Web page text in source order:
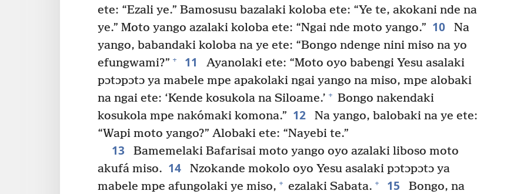
ete: “Ezali ye.” Bamosusu bazalaki koloba ete: “Ye te, akokani nde na
ye.” Moto yango azalaki koloba ete: “Ngai nde moto yango.” 10
Na
yango, babandaki koloba na ye ete: “Bongo ndenge nini miso na yo
efungwami?” + 11
Ayanolaki ete: “Moto oyo babengi Yesu asalaki
pɔtɔpɔtɔ ya mabele mpe apakolaki ngai yango na miso, mpe alobaki
na ngai ete: ‘Kende kosukola na Siloame.’ + Bongo nakendaki
kosukola mpe nakómaki komona.” 12
Na yango, balobaki na ye ete:
“Wapi moto yango?” Alobaki ete: “Nayebi te.”
13
Bamemelaki Bafarisai moto yango oyo azalaki liboso moto
akufá miso. 14
Nzokande mokolo oyo Yesu asalaki pɔtɔpɔtɔ ya
mabele mpe afungolaki ye miso, + ezalaki Sabata. + 15
Bongo, na